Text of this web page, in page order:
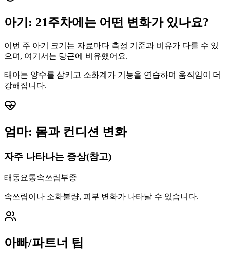
아기: 21주차에는 어떤 변화가 있나요?
이번 주 아기 크기는 자료마다 측정 기준과 비유가 다를 수 있
으며, 여기서는 당근에 비유했어요.
태아는 양수를 삼키고 소화계가 기능을 연습하며 움직임이 더
강해집니다.
엄마: 몸과 컨디션 변화
자주 나타나는 증상(참고)
태동요통속쓰림부종
속쓰림이나 소화불량, 피부 변화가 나타날 수 있습니다.
아빠/파트너 팁